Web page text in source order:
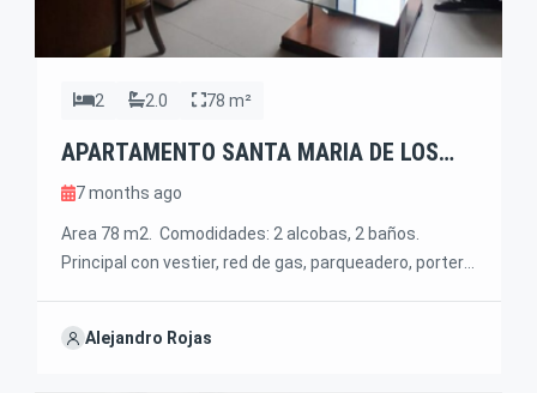
2 2.0 78 m²
APARTAMENTO SANTA MARIA DE LOS
ANGELES TAMBIEN SE RENTA AMOBLADO
POR $4,400.000 /mensual
7 months ago
Area 78 m2. Comodidades: 2 alcobas, 2 baños.
Principal con vestier, red de gas, parqueadero, portería
excelente transporte y multiples vias de accesso
Alejandro Rojas